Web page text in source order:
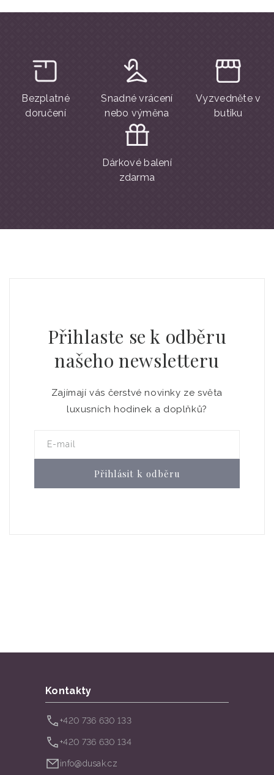
Bezplatné
doručení
Snadné vrácení
nebo výměna
Vyzvedněte v
butiku
Dárkové balení
zdarma
Přihlaste se k odběru
našeho newsletteru
Zajímají vás čerstvé novinky ze světa
luxusních hodinek a doplňků?
E-mail
Přihlásit k odběru
Kontakty
+420 736 630 133
+420 736 630 134
info@dusak.cz